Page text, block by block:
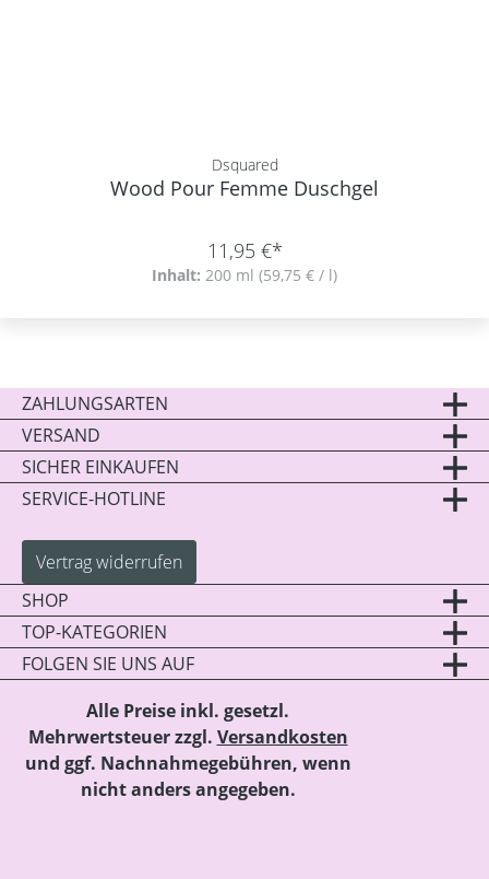
Dsquared
Wood Pour Femme Duschgel
11,95 €*
Inhalt: 200 ml (59,75 € / l)
ZAHLUNGSARTEN
VERSAND
SICHER EINKAUFEN
SERVICE-HOTLINE
Vertrag widerrufen
SHOP
TOP-KATEGORIEN
FOLGEN SIE UNS AUF
Alle Preise inkl. gesetzl.
Mehrwertsteuer zzgl. Versandkosten
und ggf. Nachnahmegebühren, wenn
nicht anders angegeben.